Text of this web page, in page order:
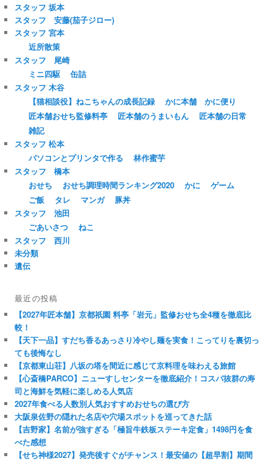
スタッフ 坂本
スタッフ 安藤(茄子ジロー)
スタッフ 宮本
近所散策
スタッフ 尾崎
ミニ四駆
缶詰
スタッフ 木谷
【猫相談役】ねこちゃんの成長記録
かに本舗 かに便り
匠本舗おせち監修料亭
匠本舗のうまいもん
匠本舗の日常
雑記
スタッフ 松本
パソコンとプリンタで作る
林作蜜芋
スタッフ 橋本
おせち
おせち調理時間ランキング2020 かに
ゲーム
ご飯
タレ マンガ
豚丼
スタッフ 池田
ごあいさつ
ねこ
スタッフ 西川
未分類
遺伝
最近の投稿
【2027年匠本舗】京都祇園 料亭「岩元」監修おせち全4種を徹底比
較！
【天下一品】すだち香るあっさり冷やし麺を実食！こってりを裏切っ
ても後悔なし
【京都東山荘】八坂の塔を間近に感じて京料理を味わえる旅館
【心斎橋PARCO】ニューすしセンターを徹底紹介！コスパ抜群の寿
司と海鮮を気軽に楽しめる人気店
2027年食べる人数別人気おすすめおせちの選び方
大阪泉佐野の隠れた名店や穴場スポットを巡ってきた話
【吉野家】名前が強すぎる「極旨牛鉄板ステーキ定食」1498円を食
べた感想
【せち神様2027】発売後すぐがチャンス！最安値の【超早割】期間